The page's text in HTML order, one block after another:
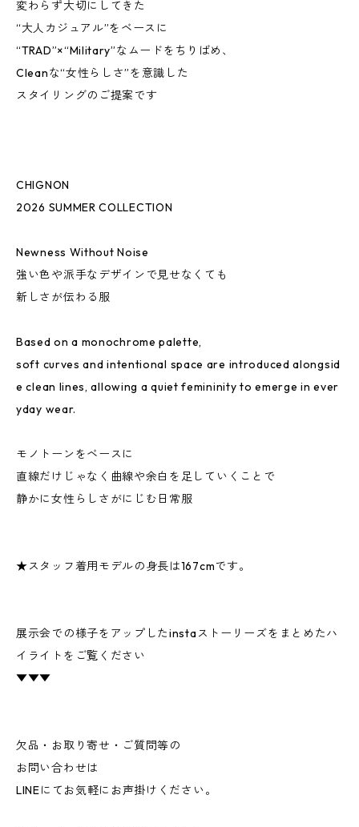
変わらず大切にしてきた
“大人カジュアル”をベースに
“TRAD”×“Military”なムードをちりばめ、
Cleanな“女性らしさ”を意識した
スタイリングのご提案です
CHIGNON
2026 SUMMER COLLECTION
Newness Without Noise
強い色や派手なデザインで見せなくても
新しさが伝わる服
Based on a monochrome palette,
soft curves and intentional space are introduced alongsid
e clean lines, allowing a quiet femininity to emerge in ever
yday wear.
モノトーンをベースに
直線だけじゃなく曲線や余白を足していくことで
静かに女性らしさがにじむ日常服
★スタッフ着用モデルの身長は167cmです。
展示会での様子をアップしたinstaストーリーズをまとめたハ
イライトをご覧ください
▼▼▼
欠品・お取り寄せ・ご質問等の
お問い合わせは
LINEにてお気軽にお声掛けください。